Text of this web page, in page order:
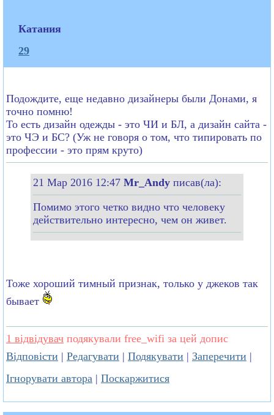
Катания
29
Подождите, еще недавно дизайнеры были Донами, я
точно помню!
То есть дизайн одежды - это ЧИ и БЛ, а дизайн сайта -
это ЧЭ и БС? (Уж не говоря о том, что типировать по
профессии - это прям круто)
21 Мар 2016 12:47 Mr_Andy писав(ла):
Помимо этого четко видно что человеку
действительно интересно, чем он живет.
Тоже хороший тимный признак, только у джеков так
бывает
1 відвідувач подякували free_wifi за цей допис
Відповісти | Редагувати | Подякувати | Заперечити |
Ігнорувати автора | Поскаржитися